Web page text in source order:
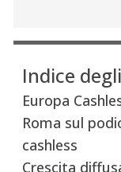
Indice
Europa
Roma sul
cashless
Crescita